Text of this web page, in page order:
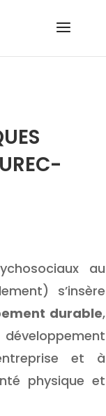
au
s’insère
durable,
et à
physique et